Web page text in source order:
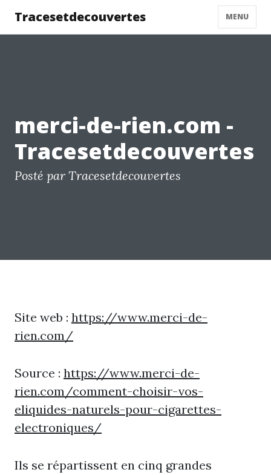
Tracesetdecouvertes MENU
merci-de-rien.com -
Tracesetdecouvertes
Posté par Tracesetdecouvertes
Site web : https://www.merci-de-
rien.com/
Source : https://www.merci-de-
rien.com/comment-choisir-vos-
eliquides-naturels-pour-cigarettes-
electroniques/
Ils se répartissent en cinq grandes